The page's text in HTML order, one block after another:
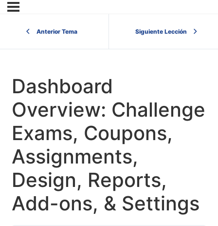
Anterior Tema Siguiente Lección
Dashboard
Overview: Challenge
Exams, Coupons,
Assignments,
Design, Reports,
Add-ons, & Settings